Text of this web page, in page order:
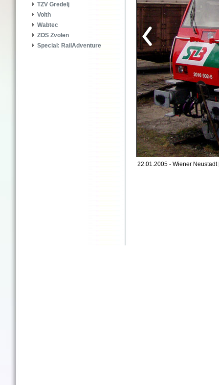
TZV Gredelj
Voith
Wabtec
ZOS Zvolen
Special: RailAdventure
22.01.2005 - Wiener Neustadt